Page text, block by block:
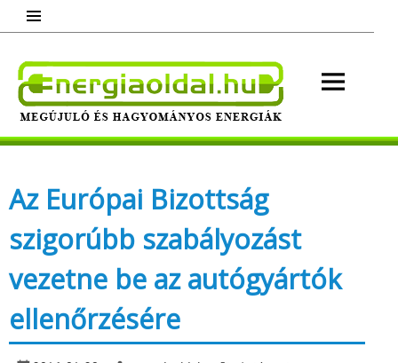
content
Megújuló és hagyományos energiák.
Az Európai Bizottság
szigorúbb szabályozást
vezetne be az autógyártók
ellenőrzésére